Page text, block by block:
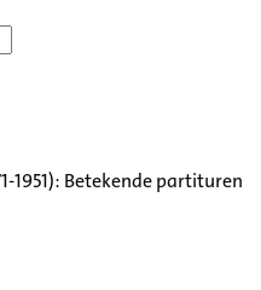
1951): Betekende partituren